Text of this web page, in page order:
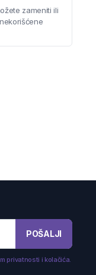
zameniti ili
POŠALJI
privatnosti i kolačića.